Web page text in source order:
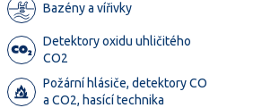
Bazény a vířivky
Detektory oxidu uhličitého
CO2
Požární hlásiče, detektory CO
a CO2, hasící technika